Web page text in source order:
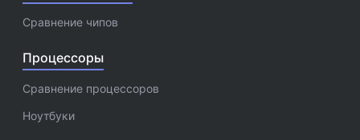
Сравнение чипов
Процессоры
Сравнение процессоров
Ноутбуки